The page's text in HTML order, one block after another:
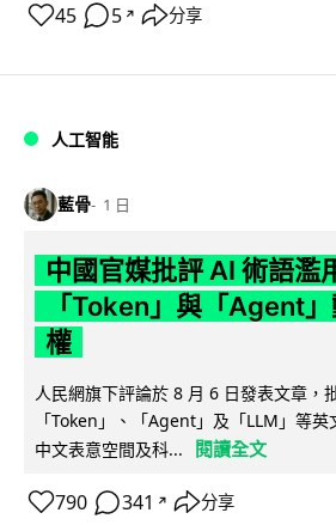
45 5 ↗ 分享
人工智能
藍骨 1 日
中國官媒批評 AI 術語
「Token」與「Agent
權
人民網旗下評論於 8 月 6 日發表文章，
「Token」、「Agent」及「LLM」等
中文表意空間及科...
閱讀全文
790 341 ↗ 分享